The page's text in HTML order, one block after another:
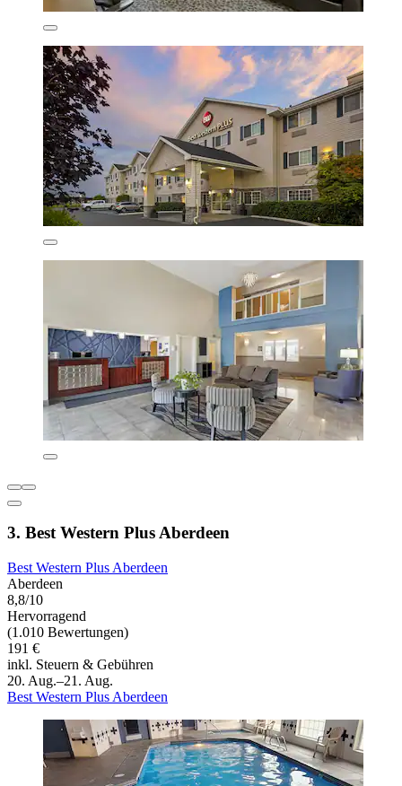
3. Best Western Plus Aberdeen
Best Western Plus Aberdeen
Aberdeen
8,8/10
Hervorragend
(1.010 Bewertungen)
191 €
inkl. Steuern & Gebühren
20. Aug.–21. Aug.
Best Western Plus Aberdeen